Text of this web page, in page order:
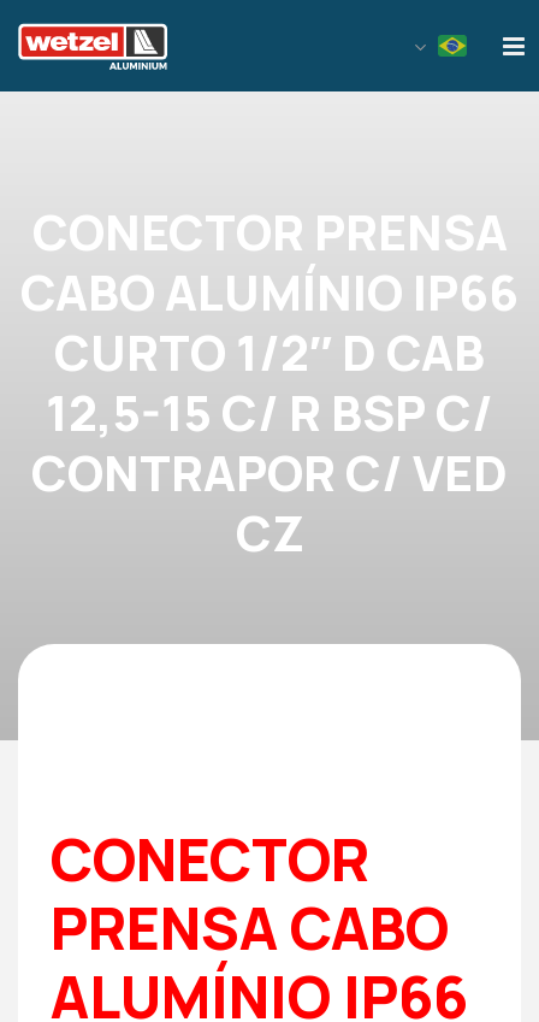
CONECTOR PRENSA
CABO ALUMÍNIO IP66
CURTO 1/2″ D CAB
12,5-15 C/ R BSP C/
CONTRAPOR C/ VED
CZ
CONECTOR
PRENSA CABO
ALUMÍNIO IP66